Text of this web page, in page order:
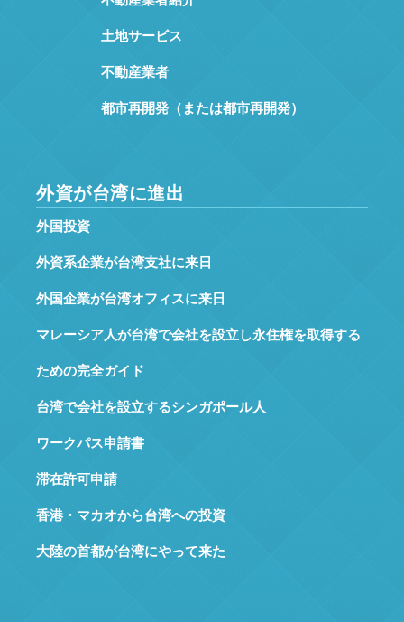
土地サービス
不動産業者
都市再開発（または都市再開発）
外資が台湾に進出
外国投資
外資系企業が台湾支社に来日
外国企業が台湾オフィスに来日
マレーシア人が台湾で会社を設立し永住権を取得する
ための完全ガイド
台湾で会社を設立するシンガポール人
ワークパス申請書
滞在許可申請
香港・マカオから台湾への投資
大陸の首都が台湾にやって来た